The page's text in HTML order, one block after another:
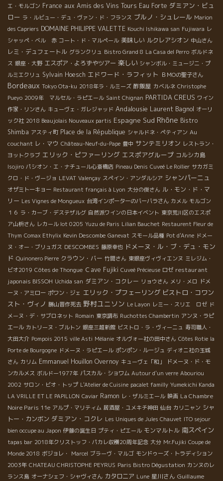
エ・モルゴン France aux Amis des Vins Tours Eau Forte ダミアン・ビュ
ロー ラ・ルビュー・デュ・ヴァン・ド・フランス ブルノ・シュレール Marion
des Capriers DOMAINE PHILIPPE VALETTE Kouchi Ishikawa san Fujiwara レ
シャッペ・ベル 赤 コート・ド・マルペール 美味しい ルクレアシオン 中山さん
レミ・デュフェートル グランクリュ Bistro Grand 8 La Casa del Perro ボルドネ
ス 銀座・大野 エスポア・よろずやツアー 楽しい シャンボル・ミュージニ・プ
ルミエクリュ Sylvain Hoesch エドワード・ラフィット ＢＭОの聖子さん
Bordeaux Tokyo Ota-ku 2018年ラ・ルミーズ 酢飯屋 カベルネ Christophe
Pueyo 2009年 マルセル・ラピエール Saint Chignan PARTIDA CREUS ワイン
作家・リンさん キューヴェ・ガレジャッド Andalousie Laurent Bagnol オーリ
ック社 2018 Beaujolais Nouveaux partis Espagne Sud Rhône Bistro
Shimba アスティ町 Place de la République シャルドネ・ペティアン Au
couchant レ・マウ Château-Neuf-du-Pape 豊中 サンテミリオン レストラン・
ヨットクラブ エリック・ピファーリング エスポアグループ コルシカ島
Isojiro パシオン・エ・ナチュール心斎橋店 Pineau Denis Cuveé Le Rollier サカガミ
クロ・ド・ヴージョ LEVAT Valençay スペイン・アンダルシア シャンパーニュ
オザミトーキョー Restaurant français à Lyon 大分の俊さん ル・モン・ド・マ
リー Les Vignes de Mongueux 台湾インポーターのバーバラさん カメル モルゴン
１６ ラ・カーブ・デステザルグ 自然派ワインの日本イベント 東京荒川区のエスポ
ア山枡さん レカール lot 0205 Yuzu de Paris Lilian Bauchet Restaurent Fleur de
Thym Comax Ethylix Kevin Descombe Ganevat スモール品種 Pot d'Anne ドメー
ヌ・オー・ブリュガス DESCOMBES 藤原幸也 ドメーヌ・ル・ブ・デュ・モン
ド Quinonero Pierre クラウン・バー 竹間さん 東銀座ヴィヴィエンヌ ミレジム・
ビオ2019 Côtes de Thongue Ｃave Fujiki Cuveé Précieuse ロゼ restaurant
japonais BISSOH Uchida san ダミアン・コクレー リョウさん メリ・メロ ドメ
ーヌ・アミロー ポワン・ジェ エリック・プフェーリング ビストロ・コワン
スト・ヴィノ 勝山晋作死去 野村ユニソン Le Layon レミー・スリエ ロゼ ド
メーヌ・デ・サブロネット Romain 東京調布 Ruchottes Chambertin アンヌ・ラピ
エール カトリーヌ・ブルトン 銀座三越新館 ビストロ・ラ・ヴィーニュ 寿司職人・
大田大介 Pompois 2015 ville Asti Mélanie オルヴォー社の田中さん Côtes Rotie la
Porte de Bourgogne ドメーヌ・ラピエール ポンポン・ルージュ ディオニ社の玉城
さん カリム Emmanuel Houillon Overnoy キューヴェ「和」
ドメーヌ・ド・モ
ンカルメス ボルドー1977年 パスカル・ショワム Autour d'un verre Abouriou
2002 サロン・ビオ・トップ L'Atelier de Cuisine pacalet familly Yumekichi Kanda
LA VRILLE ET LE PAPILLON Caviar Ramon レ・ザルミエール 映画 La Chambre
Noire Paris 11e アルプ・マリティム 居酒屋・ユメキチ神田 仙台 カリニャン シャ
トー・カンボン ダミアン・コクレ Les Uniques de Jules Chauvet ITO sejour
bien occupe au Japon 伊藤の誕生日 プティ・ピエール モンマルトル 南スペイン
tapas bar 2018年クリストッフ・パカレ収穫20周年記念 大分 Mr.Fujiki Coupe de
Monde 2018 ボジョレ・ Marcel ブラーヴ・マルゴ モンドゥーズ・トラディション
2003年 CHATEAU CHRISTOPHE PEYRUS Paris Bistro Dégustation カンヌのレ
ランス島 オーナシェフ・シャヴィさん カタロニア Lune 星川さん Guillaume